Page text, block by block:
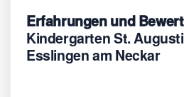
Erfahrungen und
Kindergarten St.
Esslingen am Neckar